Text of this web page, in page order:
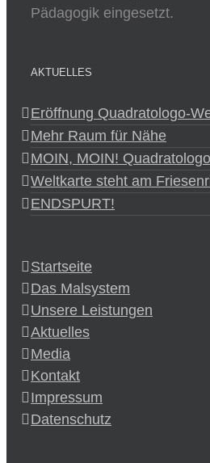
Pädagogik eingesetzt.
AKTUELLES
Eröffnung Quadratologo-
Mehr Raum für Nähe
MOIN, MOIN!
Weltkarte steht am
ENDSPURT!
Startseite
Das Malsystem
Unsere Leistungen
Aktuelles
Media
Kontakt
Impressum
Datenschutz